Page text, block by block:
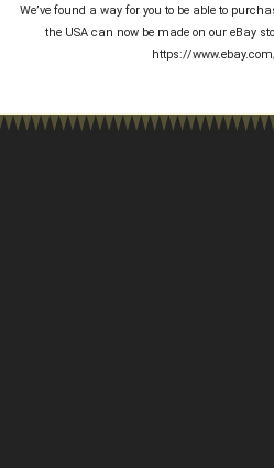
We’ve found a way for you to be able to
the USA can now be made on our eBay
https://